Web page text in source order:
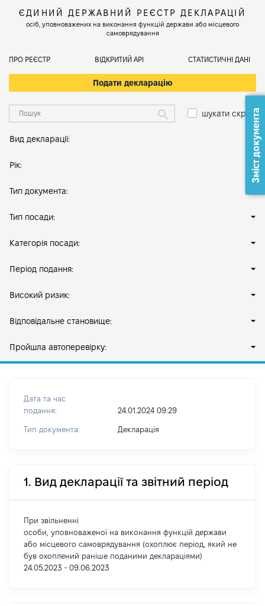
ЄДИНИЙ ДЕРЖАВНИЙ РЕЄСТР ДЕКЛАРАЦІЙ
осіб, уповноважених на виконання функцій держави або місцевого
самоврядування
ПРО РЕЄСТР ВІДКРИТИЙ АРІ СТАТИСТИЧНІ ДАНІ
Подати декларацію
шукати скрізь
Вид декларації:
Рік:
Тип документа:
Тип посади:
Категорія посади:
Період подання:
Високий ризик:
Відповідальне становище:
Пройшла автоперевірку:
Дата та час
подання:
24.01.2024 09:29
Тип документа: Декларація
1. Вид декларації та звітний період
При звільненні
особи, уповноваженої на виконання функцій держави
або місцевого самоврядування (охоплює період, який не
був охоплений раніше поданими деклараціями)
24.05.2023 - 09.06.2023
Зміст документа